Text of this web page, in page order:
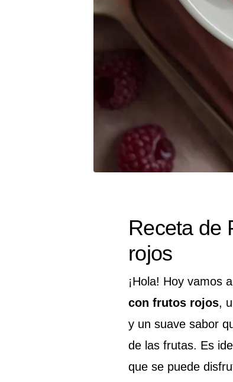
Receta de
rojos
¡Hola! Hoy vamos
con frutos rojos,
y un suave sabor
de las frutas. Es
que se puede